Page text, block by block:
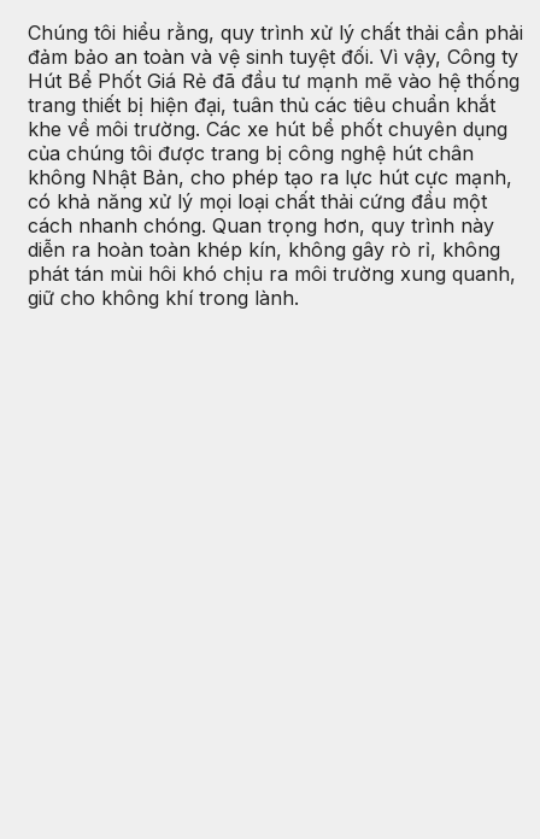
Chúng tôi hiểu rằng, quy trình xử lý chất thải cần phải
đảm bảo an toàn và vệ sinh tuyệt đối. Vì vậy, Công ty
Hút Bể Phốt Giá Rẻ đã đầu tư mạnh mẽ vào hệ thống
trang thiết bị hiện đại, tuân thủ các tiêu chuẩn khắt
khe về môi trường. Các xe hút bể phốt chuyên dụng
của chúng tôi được trang bị công nghệ hút chân
không Nhật Bản, cho phép tạo ra lực hút cực mạnh,
có khả năng xử lý mọi loại chất thải cứng đầu một
cách nhanh chóng. Quan trọng hơn, quy trình này
diễn ra hoàn toàn khép kín, không gây rò rỉ, không
phát tán mùi hôi khó chịu ra môi trường xung quanh,
giữ cho không khí trong lành.